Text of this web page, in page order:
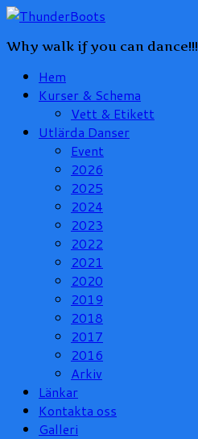
Why walk if you can dance!!!
Hem
Kurser & Schema
Vett & Etikett
Utlärda Danser
Event
2026
2025
2024
2023
2022
2021
2020
2019
2018
2017
2016
Arkiv
Länkar
Kontakta oss
Galleri